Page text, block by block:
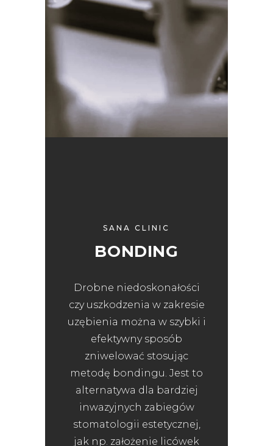
SANA CLINIC
BONDING
Drobne niedoskonałości
czy uszkodzenia w zakresie
uzębienia można w szybki i
efektywny sposób
zniwelować stosując
metodę bondingu. Jest to
alternatywa dla bardziej
inwazyjnych zabiegów
stomatologii estetycznej,
jak np. założenie licówek